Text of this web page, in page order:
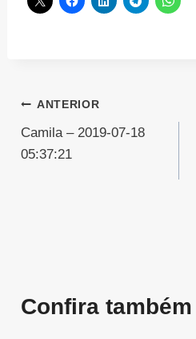
Navegação
de
ANTERIOR
Camila – 2019-07-18
05:37:21
Confira também